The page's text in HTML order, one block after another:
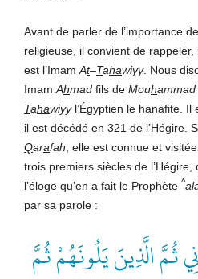
Avant de parler de l’importance
religieuse, il convient de
est l’Imam At–Tahawiyy. Nous
Imam Ahmad fils de Mouhammad
Tahawiyyl’Égyptien le hanafite. Il
il est décédé en 321 de l’Hégire.
Qarafah , elle est connue et
trois premiers siècles de
l’éloge qu’en a fait le Prophète ^
par sa parole :
ثُمَّ الَّذِينَ يَلُونَهُمْ ثُمَّ